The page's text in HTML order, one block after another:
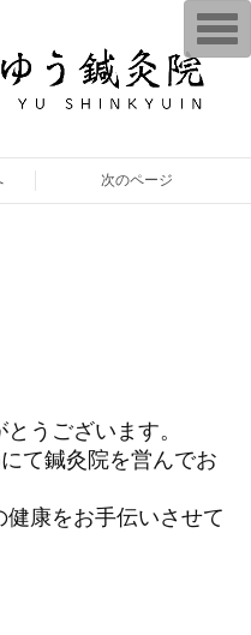
次のページ
うございます。
て鍼灸院を営んでお
康をお手伝いさせて
T
o
g
g